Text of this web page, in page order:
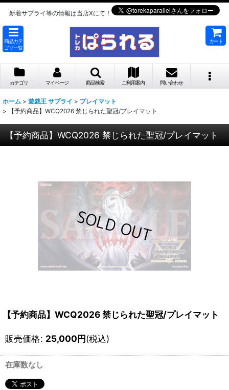
新着サプライ等の情報は当店Xにて！
商品カテ
ゴリ一覧
カート
カテゴリ マイページ 商品検索 ご利用案内 問い合わせ
ホーム > 遊戯王 サプライ > プレイマット
>
【予約商品】WCQ2026 禁じられた聖冠/プレイマット
【予約商品】WCQ2026 禁じられた聖冠/プレイマット
【予約商品】WCQ2026 禁じられた聖冠/プレイマット
販売価格: 25,000円(税込)
在庫数なし